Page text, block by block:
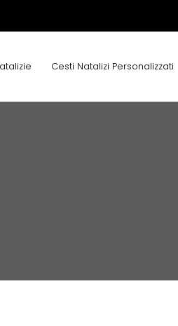
Cesti Natalizi Personalizzati